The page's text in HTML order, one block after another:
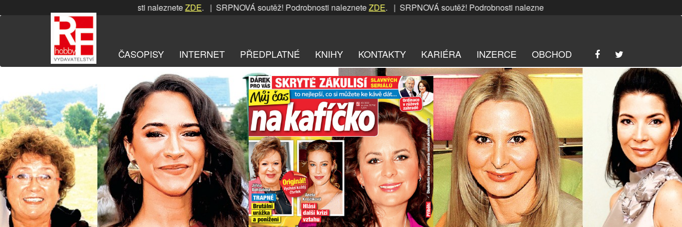
na
soutěž! Podrobnosti nalezneteZDE. | SRPNOVÁ soutěž! Podrobnosti nalezneteZDE. | SRPNOVÁ soutěž! Podrobnosti nalezneteZDE. | SRPNOVÁ soutěž! Podrobnosti
ČASOPISY INTERNET PŘEDPLATNÉ KNIHY KONTAKTY KARIÉRA INZERCE OBCHOD